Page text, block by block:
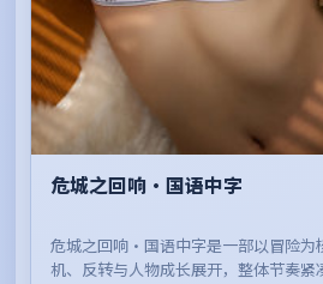
危城之回响·国语中字
危城之回响·国语中字是一部以冒险为
机、反转与人物成长展开，整体节奏紧